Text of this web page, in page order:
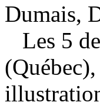
Dumais,
Les 5